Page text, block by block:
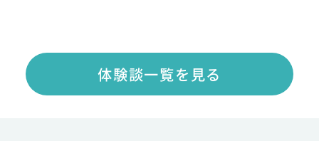
体験談一覧を見る